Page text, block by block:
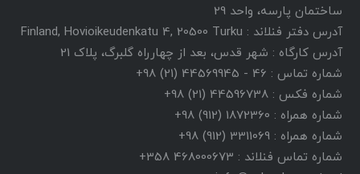
ساختمان پارسه، واحد 29
آدرس دفتر فنلاند : Finland, Hovioikeudenkatu 4, 20500 Turku
آدرس کارگاه : شهر قدس، بعد از چهارراه گلبرگ، پلاک 21
شماره تماس : 46 - 44569945 (21) 98+
شماره فکس : 44596738 (21) 98+
شماره همراه : 1872360 (912) 98+
شماره همراه : 3311069 (912) 98+
شماره تماس فنلاند : 468000673 358+